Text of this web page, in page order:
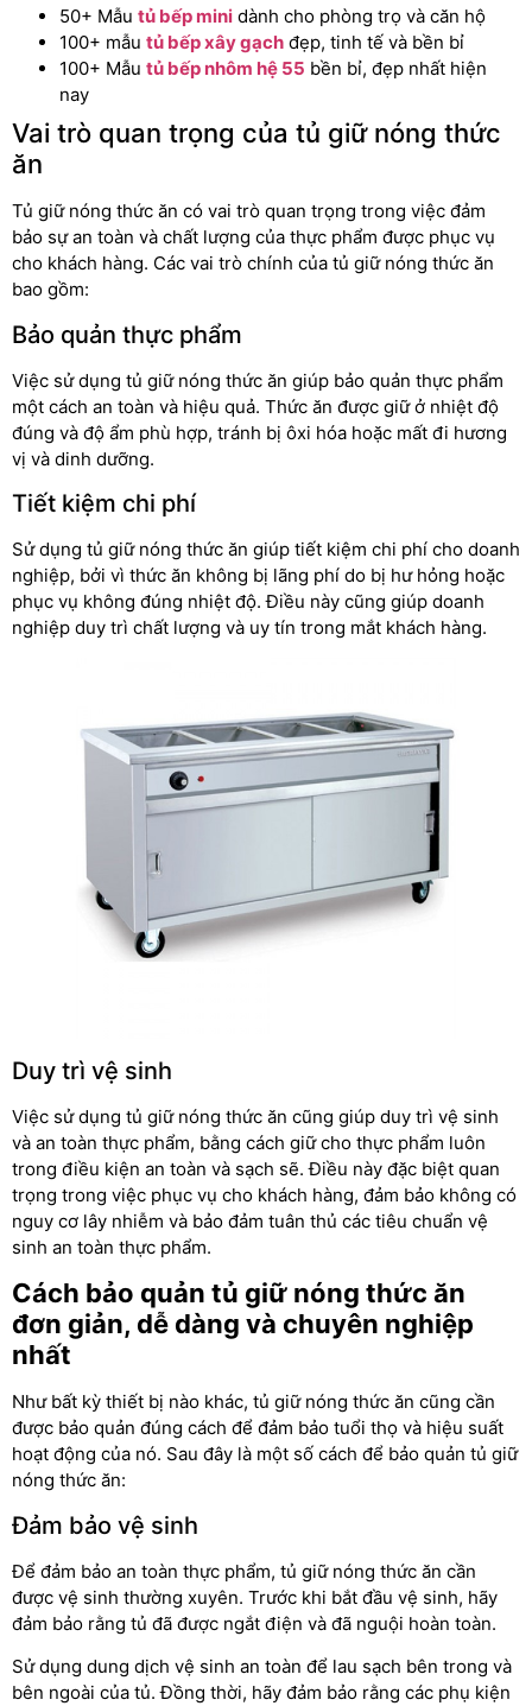
50+ Mẫu tủ bếp mini dành cho phòng trọ và căn hộ
100+ mẫu tủ bếp xây gạch đẹp, tinh tế và bền bỉ
100+ Mẫu tủ bếp nhôm hệ 55 bền bỉ, đẹp nhất hiện
nay
Vai trò quan trọng của tủ giữ nóng thức
ăn
Tủ giữ nóng thức ăn có vai trò quan trọng trong việc đảm
bảo sự an toàn và chất lượng của thực phẩm được phục vụ
cho khách hàng. Các vai trò chính của tủ giữ nóng thức ăn
bao gồm:
Bảo quản thực phẩm
Việc sử dụng tủ giữ nóng thức ăn giúp bảo quản thực phẩm
một cách an toàn và hiệu quả. Thức ăn được giữ ở nhiệt độ
đúng và độ ẩm phù hợp, tránh bị ôxi hóa hoặc mất đi hương
vị và dinh dưỡng.
Tiết kiệm chi phí
Sử dụng tủ giữ nóng thức ăn giúp tiết kiệm chi phí cho doanh
nghiệp, bởi vì thức ăn không bị lãng phí do bị hư hỏng hoặc
phục vụ không đúng nhiệt độ. Điều này cũng giúp doanh
nghiệp duy trì chất lượng và uy tín trong mắt khách hàng.
Duy trì vệ sinh
Việc sử dụng tủ giữ nóng thức ăn cũng giúp duy trì vệ sinh
và an toàn thực phẩm, bằng cách giữ cho thực phẩm luôn
trong điều kiện an toàn và sạch sẽ. Điều này đặc biệt quan
trọng trong việc phục vụ cho khách hàng, đảm bảo không có
nguy cơ lây nhiễm và bảo đảm tuân thủ các tiêu chuẩn vệ
sinh an toàn thực phẩm.
Cách bảo quản tủ giữ nóng thức ăn
đơn giản, dễ dàng và chuyên nghiệp
nhất
Như bất kỳ thiết bị nào khác, tủ giữ nóng thức ăn cũng cần
được bảo quản đúng cách để đảm bảo tuổi thọ và hiệu suất
hoạt động của nó. Sau đây là một số cách để bảo quản tủ giữ
nóng thức ăn:
Đảm bảo vệ sinh
Để đảm bảo an toàn thực phẩm, tủ giữ nóng thức ăn cần
được vệ sinh thường xuyên. Trước khi bắt đầu vệ sinh, hãy
đảm bảo rằng tủ đã được ngắt điện và đã nguội hoàn toàn.
Sử dụng dung dịch vệ sinh an toàn để lau sạch bên trong và
bên ngoài của tủ. Đồng thời, hãy đảm bảo rằng các phụ kiện